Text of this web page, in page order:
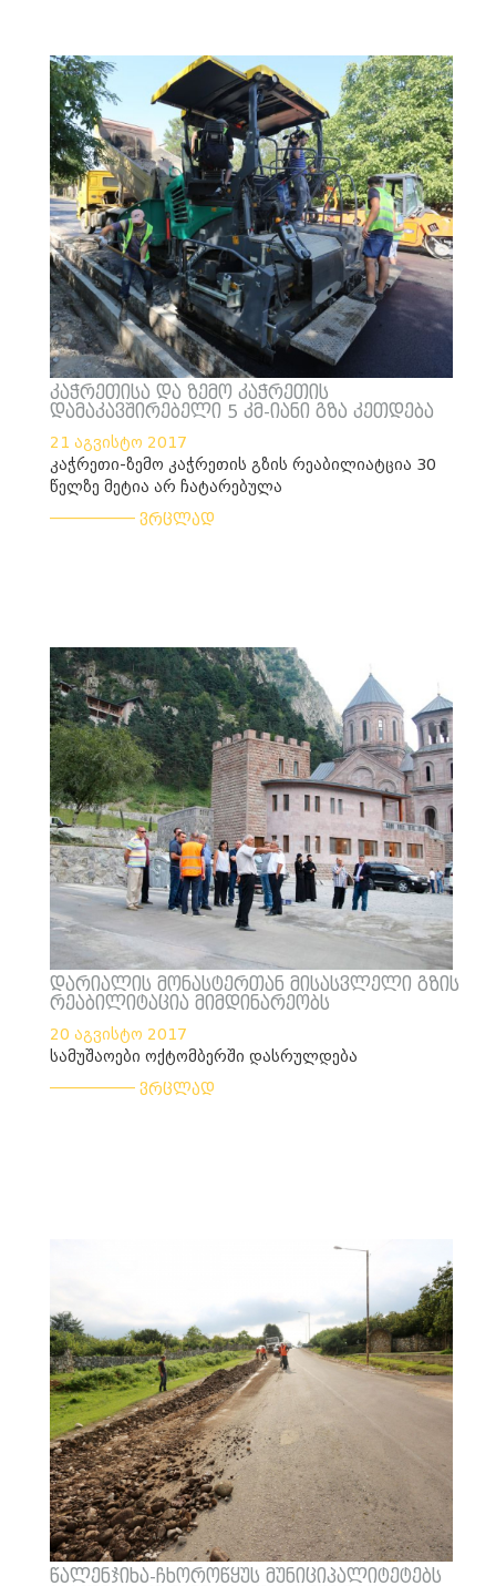
კაჭრეთისა და ზემო კაჭრეთის
დამაკავშირებელი 5 კმ-იანი გზა კეთდება
21 აგვისტო 2017
კაჭრეთი-ზემო კაჭრეთის გზის რეაბილიატცია 30
წელზე მეტია არ ჩატარებულა
ვრცლად
დარიალის მონასტერთან მისასვლელი გზის
რეაბილიტაცია მიმდინარეობს
20 აგვისტო 2017
სამუშაოები ოქტომბერში დასრულდება
ვრცლად
წალენჯიხა-ჩხოროწყუს მუნიციპალიტეტებს